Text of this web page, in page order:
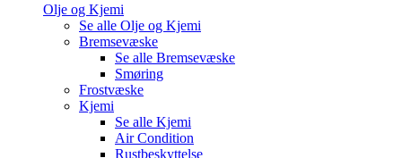
Olje og Kjemi
Se alle Olje og Kjemi
Bremsevæske
Se alle Bremsevæske
Smøring
Frostvæske
Kjemi
Se alle Kjemi
Air Condition
Rustbeskyttelse